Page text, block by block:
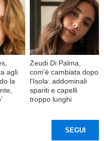
agli
la
Zeudi Di Palma,
com'è cambiata dopo
l'Isola: addominali
spariti e capelli
troppo lunghi
SEGUI